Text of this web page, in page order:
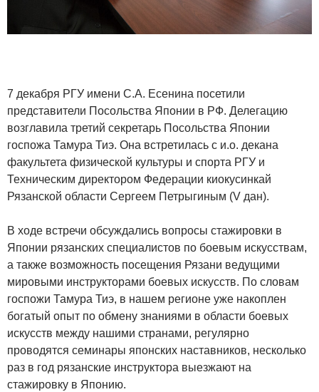
7 декабря РГУ имени С.А. Есенина посетили
представители Посольства Японии в РФ. Делегацию
возглавила третий секретарь Посольства Японии
госпожа Тамура Тиэ. Она встретилась с и.о. декана
факультета физической культуры и спорта РГУ и
Техническим директором Федерации киокусинкай
Рязанской области Сергеем Петрыгиным (V дан).
В ходе встречи обсуждались вопросы стажировки в
Японии рязанских специалистов по боевым искусствам,
а также возможность посещения Рязани ведущими
мировыми инструкторами боевых искусств. По словам
госпожи Тамура Тиэ, в нашем регионе уже накоплен
богатый опыт по обмену знаниями в области боевых
искусств между нашими странами, регулярно
проводятся семинары японских наставников, несколько
раз в год рязанские инструктора выезжают на
стажировку в Японию.